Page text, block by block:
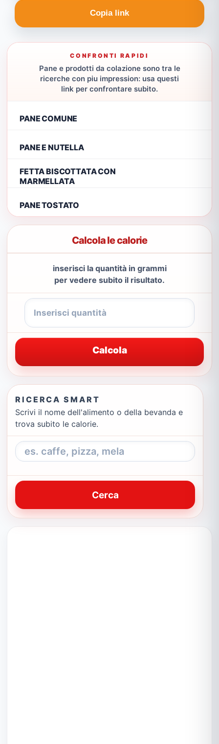
Copia link
CONFRONTI RAPIDI
Pane e prodotti da colazione sono tra le
ricerche con piu impression: usa questi
link per confrontare subito.
PANE COMUNE
PANE E NUTELLA
FETTA BISCOTTATA CON
MARMELLATA
PANE TOSTATO
Calcola le calorie
inserisci la quantità in grammi
per vedere subito il risultato.
Calcola
RICERCA SMART
Scrivi il nome dell'alimento o della bevanda e
trova subito le calorie.
Cerca